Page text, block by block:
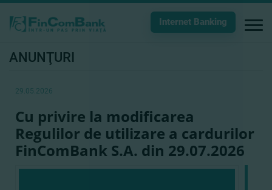
Internet Banking
ANUNŢURI
29.05.2026
Cu privire la modificarea
Regulilor de utilizare a cardurilor
FinComBank S.A. din 29.07.2026